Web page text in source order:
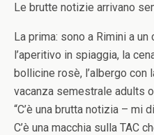
Le brutte notizie arrivano
La prima: sono a Rimini a
l’aperitivo in spiaggia, la
bollicine rosè, l’albergo con
vacanza semestrale adults
“C’è una brutta notizia – mi
C’è una macchia sulla TAC